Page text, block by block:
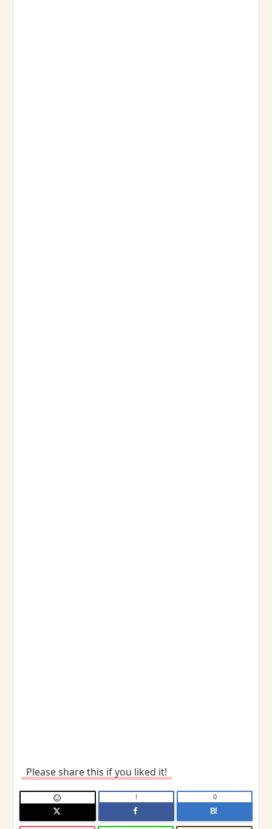
Please share this if you liked it!
 !
B!
0